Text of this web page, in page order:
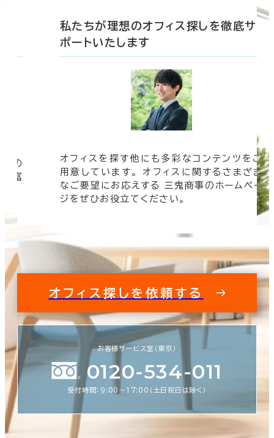
の
豊富
私たちが理想のオフィス探しを徹底サ
ポートいたします
オフィスを探す他にも多彩なコンテンツをご
用意しています。 オフィスに関するさまざま
なご要望にお応えする 三鬼商事のホームペー
ジをぜひお役立てください。
オフィス探しを依頼する
お客様サービス室（東京）
0120-534-011
受付時間：9:00〜17:00（土日祝日は除く）